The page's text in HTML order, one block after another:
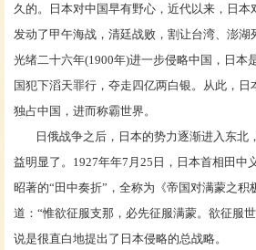
久的。日本对中国早有野心，近代以来，日本
发动了甲午海战，清廷战败，割让台湾、澎
光绪二十六年(1900年)进一步侵略中国，日本
国犯下滔天罪行，夺走四亿两白银。从此，日
独占中国，进而称霸世界。
日俄战争之后，日本的势力逐渐进入东北
益明显了。 1927年年7月25日，日本首相田中
昭著的“田中奏折”，全称为《帝国对满蒙之积
道：“惟欲征服支那，必先征服满蒙。欲征服
说是很直白地提出了日本侵略的总战略。